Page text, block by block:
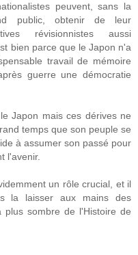
peuvent, sans la
public, obtenir de leur
révisionnistes aussi
bien parce que le Japon n'a
travail de mémoire
guerre une démocratie
Japon mais ces dérives ne
temps que son peuple se
à assumer son passé pour
l'avenir.
un rôle crucial, et il
la laisser aux mains des
plus sombre de l'Histoire de